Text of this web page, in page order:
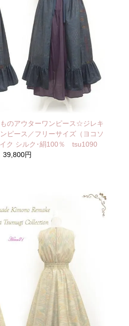
ものアウターワンピース☆ジレキ
ピース／フリーサイズ（ヨコソ
ク シルク･絹100％ tsu1090
39,800円